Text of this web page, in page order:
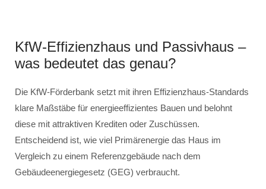
KfW-Effizienzhaus und Passivhaus –
was bedeutet das genau?
Die KfW-Förderbank setzt mit ihren Effizienzhaus-Standards
klare Maßstäbe für energieeffizientes Bauen und belohnt
diese mit attraktiven Krediten oder Zuschüssen.
Entscheidend ist, wie viel Primärenergie das Haus im
Vergleich zu einem Referenzgebäude nach dem
Gebäudeenergiegesetz (GEG) verbraucht.